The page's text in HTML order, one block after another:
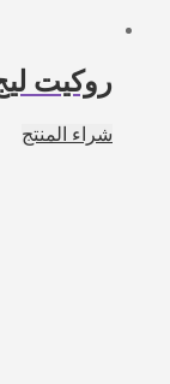
روكيت
شراء المنتج